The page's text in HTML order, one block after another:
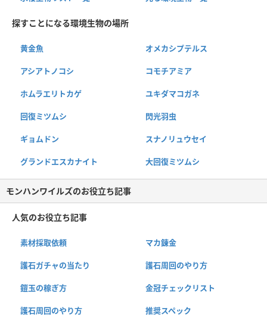
探すことになる環境生物の場所
黄金魚 オメカシプテルス
アシアトノコシ コモチアミア
ホムラエリトカゲ ユキダマコガネ
回復ミツムシ 閃光羽虫
ギョムドン スナノリュウセイ
グランドエスカナイト 大回復ミツムシ
モンハンワイルズのお役立ち記事
人気のお役立ち記事
素材採取依頼 マカ錬金
護石ガチャの当たり 護石周回のやり方
鎧玉の稼ぎ方 金冠チェックリスト
護石周回のやり方 推奨スペック